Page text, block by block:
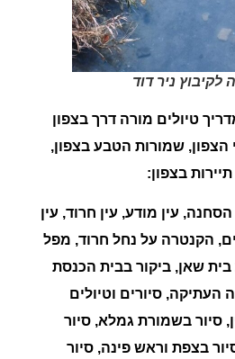
לקיבוץ ניר דוד
טיולים מורה דרך בצפון
הצפון, שמורות הטבע בצפון,
בצפון:
עין מודע, עין חרוד, עין
הקנטרה על נחל חרוד, מפל
בית שאן, ביקור בבית הכנסת
סיורים וטיולים
סיור בשמורת גמלא, סיור
בצפת וראש פינה, סיור